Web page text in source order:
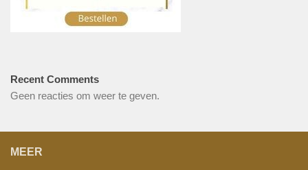
Recent Comments
Geen reacties om weer te geven.
MEER